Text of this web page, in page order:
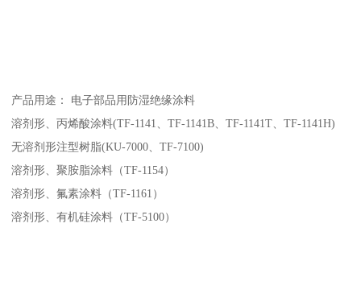
产品用途： 电子部品用防湿绝缘涂料
溶剂形、丙烯酸涂料(TF-1141、TF-1141B、TF-1141T、TF-1141H)
无溶剂形注型树脂(KU-7000、TF-7100)
溶剂形、聚胺脂涂料（TF-1154）
溶剂形、氟素涂料（TF-1161）
溶剂形、有机硅涂料（TF-5100）